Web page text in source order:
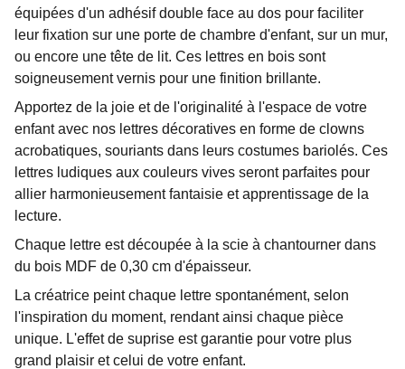
équipées d'un adhésif double face au dos pour faciliter
leur fixation sur une porte de chambre d'enfant, sur un mur,
ou encore une tête de lit. Ces lettres en bois sont
soigneusement vernis pour une finition brillante.
Apportez de la joie et de l'originalité à l'espace de votre
enfant avec nos lettres décoratives en forme de clowns
acrobatiques, souriants dans leurs costumes bariolés. Ces
lettres ludiques aux couleurs vives seront parfaites pour
allier harmonieusement fantaisie et apprentissage de la
lecture.
Chaque lettre est découpée à la scie à chantourner dans
du bois MDF de 0,30 cm d'épaisseur.
La créatrice peint chaque lettre spontanément, selon
l'inspiration du moment, rendant ainsi chaque pièce
unique. L'effet de suprise est garantie pour votre plus
grand plaisir et celui de votre enfant.